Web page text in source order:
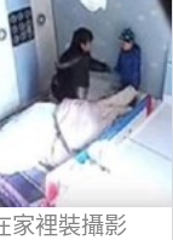
家裡裝攝影